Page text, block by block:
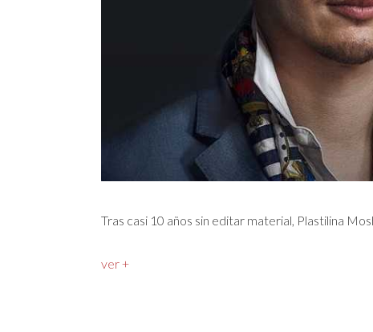
Tras casi 10 años sin editar material, Plastilina
ver +